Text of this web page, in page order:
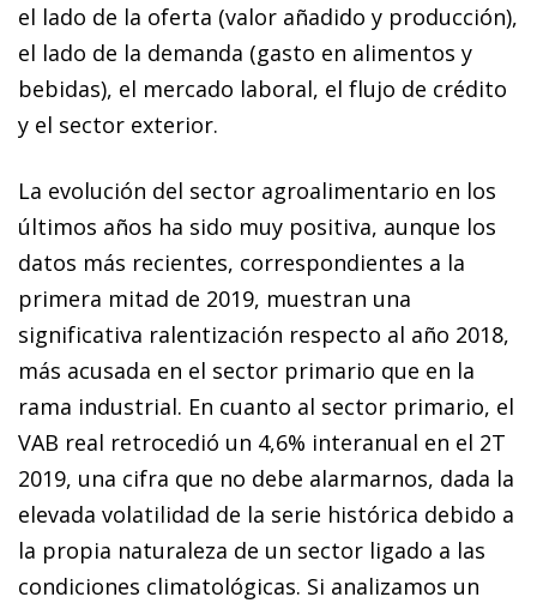
el lado de la oferta (valor añadido y producción),
el lado de la demanda (gasto en alimentos y
bebidas), el mercado laboral, el flujo de crédito
y el sector exterior.
La evolución del sector agroalimentario en los
últimos años ha sido muy positiva, aunque los
datos más recientes, correspondientes a la
primera mitad de 2019, muestran una
significativa ralentización respecto al año 2018,
más acusada en el sector primario que en la
rama industrial. En cuanto al sector primario, el
VAB real retrocedió un 4,6% interanual en el 2T
2019, una cifra que no debe alarmarnos, dada la
elevada volatilidad de la serie histórica debido a
la propia naturaleza de un sector ligado a las
condiciones climatológicas. Si analizamos un